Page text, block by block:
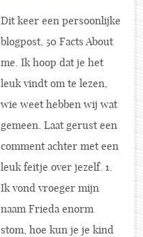
Dit keer een persoonlijke
blogpost, 50 Facts About
me. Ik hoop dat je het
leuk vindt om te lezen,
wie weet hebben wij wat
gemeen. Laat gerust een
comment achter met een
leuk feitje over jezelf. 1.
Ik vond vroeger mijn
naam Frieda enorm
stom, hoe kun je je kind